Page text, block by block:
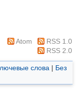
Atom
RSS 1.0
RSS 2.0
слова | Без